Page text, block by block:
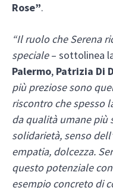
Rose”.
“Il ruolo che Serena
speciale– sottolinea
Palermo, Patrizia Di
più preziose sono
riscontro che spesso
da qualità umane più
solidarietà, senso
empatia, dolcezza.
questo potenziale
esempio concreto di